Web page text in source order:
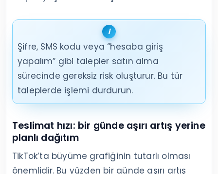
Şifre, SMS kodu veya “hesaba giriş
yapalım” gibi talepler satın alma
sürecinde gereksiz risk oluşturur. Bu tür
taleplerde işlemi durdurun.
Teslimat hızı: bir günde aşırı artış yerine
planlı dağıtım
TikTok’ta büyüme grafiğinin tutarlı olması
önemlidir. Bu yüzden bir günde aşırı artış